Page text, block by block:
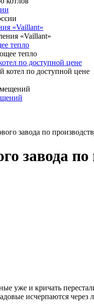
«Vaillant»
тепло
по доступной цене
завода по
завода
уже и кричать
исчерпаются